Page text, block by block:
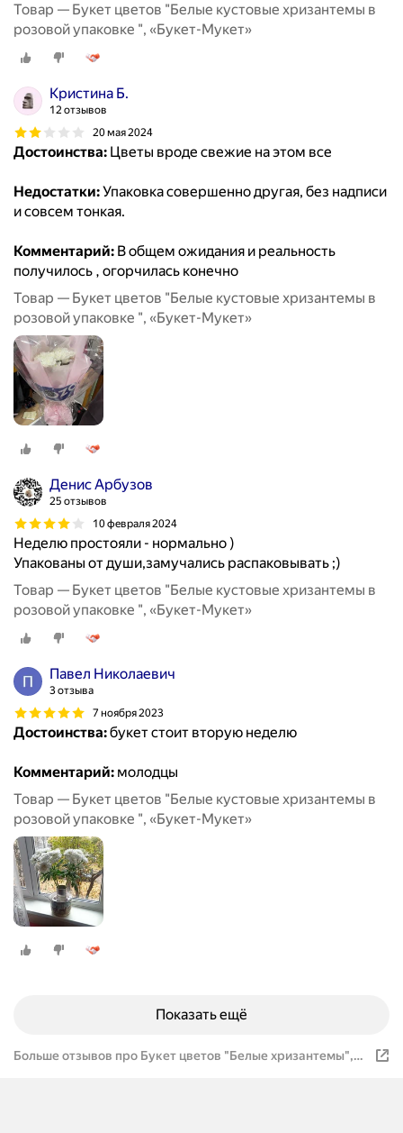
Товар — Букет цветов "Белые кустовые хризантемы в
розовой упаковке ", «Букет-Мукет»
Кристина Б.
12 отзывов
20 мая 2024
Достоинства: Цветы вроде свежие на этом все
Недостатки:Упаковка совершенно другая, без надписи
и совсем тонкая.
Комментарий: В общем ожидания и реальность
получилось , огорчилась конечно
Товар — Букет цветов "Белые кустовые хризантемы в
розовой упаковке ", «Букет-Мукет»
Денис Арбузов
25 отзывов
10 февраля 2024
Неделю простояли - нормально )
Упакованы от души,замучались распаковывать ;)
Товар — Букет цветов "Белые кустовые хризантемы в
розовой упаковке ", «Букет-Мукет»
Павел Николаевич
3 отзыва
7 ноября 2023
Достоинства:букет стоит вторую неделю
Комментарий: молодцы
Товар — Букет цветов "Белые кустовые хризантемы в
розовой упаковке ", «Букет-Мукет»
Показать ещё
Больше отзывов про Букет цветов "Белые хризантемы",